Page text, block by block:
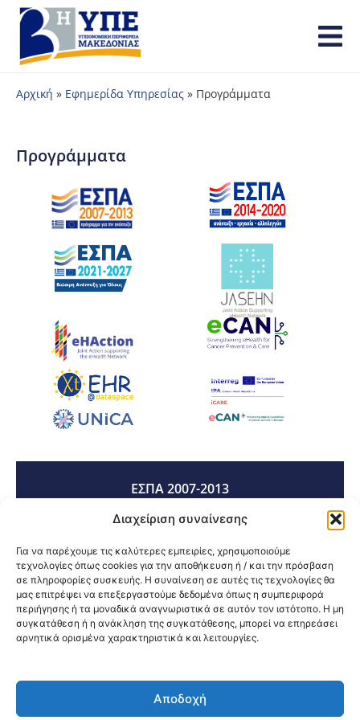
Διαχείριση συναίνεσης
Για να παρέχουμε τις καλύτερες εμπειρίες, χρησιμοποιούμε
τεχνολογίες όπως cookies για την αποθήκευση ή / και την πρόσβαση
σε πληροφορίες συσκευής. Η συναίνεση σε αυτές τις τεχνολογίες θα
μας επιτρέψει να επεξεργαστούμε δεδομένα όπως η συμπεριφορά
περιήγησης ή τα μοναδικά αναγνωριστικά σε αυτόν τον ιστότοπο. Η μη
συγκατάθεση ή η ανάκληση της συγκατάθεσης, μπορεί να επηρεάσει
αρνητικά ορισμένα χαρακτηριστικά και λειτουργίες.
Αποδοχή
Αρχική » Εφημερίδα Υπηρεσίας » Προγράμματα
Προγράμματα
ΕΣΠΑ 2007-2013
ΕΣΠΑ 2014-2020
ΕΣΠΑ 2021-2027
@2026 3ype.gr All rights reserved